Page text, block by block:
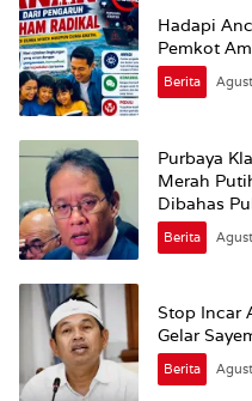
Hadapi
Pemkot
Berita
Purbaya
Merah
Dibahas
Berita
Stop Incar
Gelar
Berita